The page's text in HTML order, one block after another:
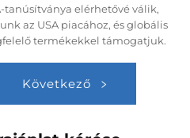
tanúsítványa elérhetővé válik,
az USA piacához, és globális
termékekkel támogatjuk.
Következő